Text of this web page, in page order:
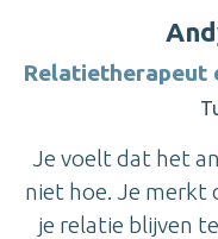
Relatietherapeut
Je voelt dat het
niet hoe. Je merkt
je relatie blijven